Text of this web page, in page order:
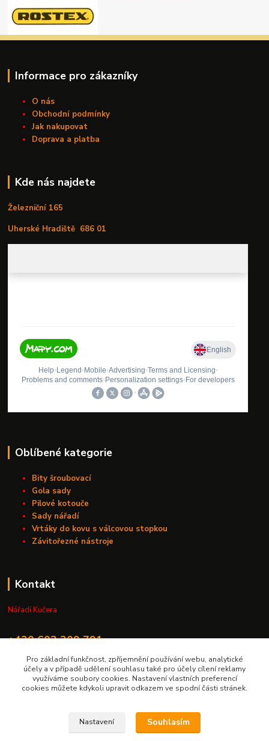
Informace pro zákazníky
O nás
Obchodní podmínky
Jak nakupovat
Doprava a platba
Kde nás najdete
Železniční 165
Uherské Hradiště 686 01
Oblíbené kategorie
Bity šroubovací
Gola sady
Pilové kotouče
Sady nářadí
Vrtáky do kovu s válcovou stopkou
Závitořezné nástroje
Kontakt
Nářadí Kučera
+420 603 209 791
info@naradikucera.cz
Upravit sběr cookies.
Pro základní funkčnost, zpříjemnění používání webu, analytické
účely a v případě udělení souhlasu také pro účely cílení reklamy
využíváme soubory cookies. Nastavení vlastních preferencí
cookies můžete kdykoli upravit odkazem ve spodní části stránek.
Nastavení Souhlasím